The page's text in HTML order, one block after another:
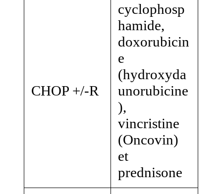
CHOP +/-R
cyclophosp
hamide,
doxorubicin
e
(hydroxyda
unorubicine
),
vincristine
(Oncovin)
et
prednisone